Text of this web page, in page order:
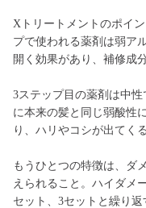
Xトリートメントのポイ
プで使われる薬剤は弱ア
開く効果があり、補修成
3ステップ目の薬剤は中
に本来の髪と同じ弱酸性
り、ハリやコシが出てく
もうひとつの特徴は、ダ
えられること。ハイダメ
セット、3セットと繰り